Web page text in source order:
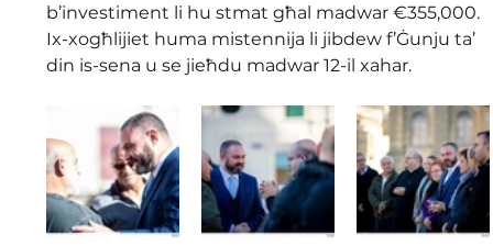
b’investiment li hu stmat għal madwar €355,000.
Ix-xogħlijiet huma mistennija li jibdew f’Ġunju ta’
din is-sena u se jieħdu madwar 12-il xahar.